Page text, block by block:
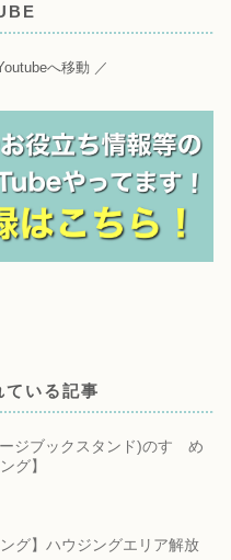
へ移動 ／
ている記事
ジブックスタンド)のすゝめ
グ】
ング】ハウジングエリア解放